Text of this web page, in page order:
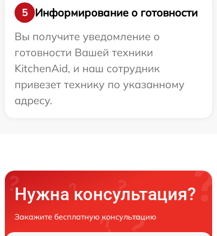
5
Информирование о готовности
Вы получите уведомление о
готовности Вашей техники
KitchenAid, и наш сотрудник
привезет технику по указанному
адресу.
Нужна консультация?
Закажите бесплатную консультацию